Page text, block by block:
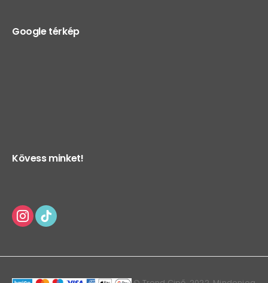
Google térkép
Kövess minket!